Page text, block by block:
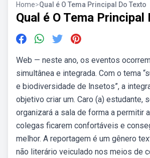
Home>Qual é O Tema Principal Do Texto
Qual é O Tema Principal
Web — neste ano, os eventos
simultânea e integrada. Com o tema
e biodiversidade de lnsetos”, a
objetivo criar um. Caro (a) estudante,
organizará a sala de forma a permitir
colegas ficarem confortáveis e
melhor. A reportagem é um gênero
não literário veiculado nos meios de